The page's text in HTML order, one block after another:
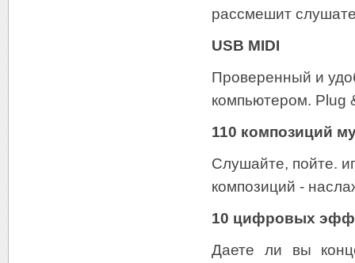
рассмешит
USB MIDI
Проверенный и
компьютером. Plug
110 композиций
Слушайте, пойте.
композиций -
10 цифровых
Даете ли вы